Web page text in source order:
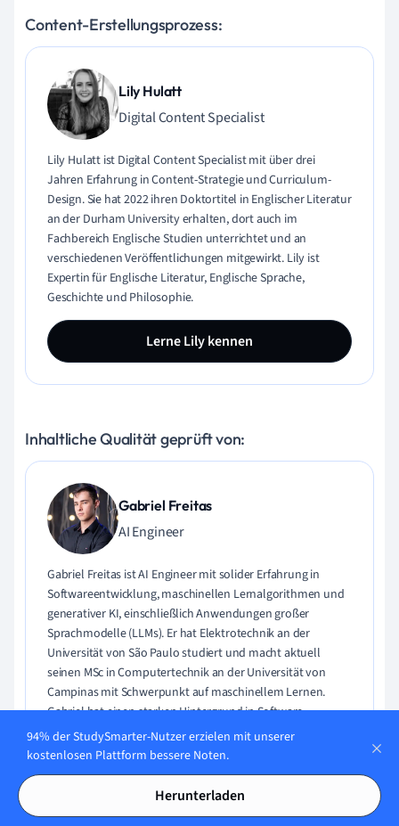
Content-Erstellungsprozess:
Lily Hulatt
Digital Content Specialist
Lily Hulatt ist Digital Content Specialist mit über drei
Jahren Erfahrung in Content-Strategie und Curriculum-
Design. Sie hat 2022 ihren Doktortitel in Englischer Literatur
an der Durham University erhalten, dort auch im
Fachbereich Englische Studien unterrichtet und an
verschiedenen Veröffentlichungen mitgewirkt. Lily ist
Expertin für Englische Literatur, Englische Sprache,
Geschichte und Philosophie.
Lerne Lily kennen
Inhaltliche Qualität geprüft von:
Gabriel Freitas
AI Engineer
Gabriel Freitas ist AI Engineer mit solider Erfahrung in
Softwareentwicklung, maschinellen Lernalgorithmen und
generativer KI, einschließlich Anwendungen großer
Sprachmodelle (LLMs). Er hat Elektrotechnik an der
Universität von São Paulo studiert und macht aktuell
seinen MSc in Computertechnik an der Universität von
Campinas mit Schwerpunkt auf maschinellem Lernen.
Gabriel hat einen starken Hintergrund in Software-
Engineering und hat an Projekten zu Computer Vision,
Embedded AI und LLM-Anwendungen gearbeitet.
Lerne Gabriel kennen
94% der StudySmarter-Nutzer erzielen mit unserer
kostenlosen Plattform bessere Noten.
Herunterladen